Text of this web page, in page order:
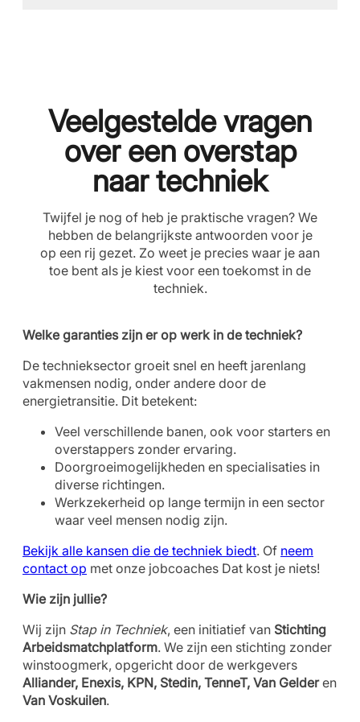
Veelgestelde vragen
over een overstap
naar techniek
Twijfel je nog of heb je praktische vragen? We
hebben de belangrijkste antwoorden voor je
op een rij gezet. Zo weet je precies waar je aan
toe bent als je kiest voor een toekomst in de
techniek.
Welke garanties zijn er op werk in de techniek?
De technieksector groeit snel en heeft jarenlang
vakmensen nodig, onder andere door de
energietransitie. Dit betekent:
Veel verschillende banen, ook voor starters en
overstappers zonder ervaring.
Doorgroeimogelijkheden en specialisaties in
diverse richtingen.
Werkzekerheid op lange termijn in een sector
waar veel mensen nodig zijn.
Bekijk alle kansen die de techniek biedt. Of neem
contact op met onze jobcoaches Dat kost je niets!
Wie zijn jullie?
Wij zijn Stap in Techniek, een initiatief van Stichting
Arbeidsmatchplatform. We zijn een stichting zonder
winstoogmerk, opgericht door de werkgevers
Alliander, Enexis, KPN, Stedin, TenneT, Van Gelderen
Van Voskuilen.